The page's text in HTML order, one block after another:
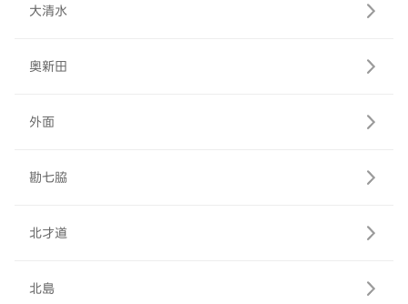
大清水
奥新田
外面
勘七脇
北才道
北島